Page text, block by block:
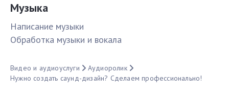
Музыка
Написание музыки
Обработка музыки и вокала
Видео и аудиоуслуги
Аудиоролик
Нужно создать саунд-дизайн? Сделаем профессионально!